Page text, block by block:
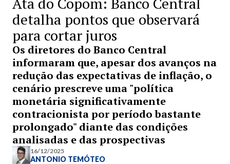
detalha pontos que observará
para cortar juros
Os diretores do Banco Central
informaram que, apesar dos avanços na
redução das expectativas de inflação, o
cenário prescreve uma "política
monetária significativamente
contracionista por período bastante
prolongado" diante das condições
analisadas e das prospectivas
16/12/2025
ANTONIO TEMÓTEO